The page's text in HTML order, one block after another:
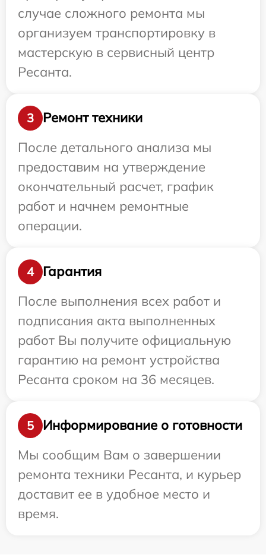
случае сложного ремонта мы
организуем транспортировку в
мастерскую в сервисный центр
Ресанта.
3
Ремонт техники
После детального анализа мы
предоставим на утверждение
окончательный расчет, график
работ и начнем ремонтные
операции.
4
Гарантия
После выполнения всех работ и
подписания акта выполненных
работ Вы получите официальную
гарантию на ремонт устройства
Ресанта сроком на 36 месяцев.
5
Информирование о готовности
Мы сообщим Вам о завершении
ремонта техники Ресанта, и курьер
доставит ее в удобное место и
время.